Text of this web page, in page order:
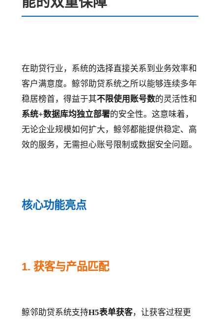
在助贷行业，系统的选择直接关系到业务效率和
客户满意度。鲸邻助贷系统之所以能够连续多年
稳居榜首，得益于其不限使用账号数的灵活性和
系统+数据库均独立部署的安全性。这意味着，
无论企业规模如何扩大，鲸邻都能提供稳定、高
效的服务，无需担心账号限制或数据安全问题。
核心功能亮点
1. 获客与产品匹配
鲸邻助贷系统支持H5表单获客，让获客过程更